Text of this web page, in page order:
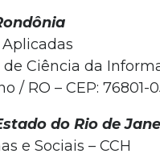
Ciência da
/ RO – CEP: 76801-
do Rio de
e Sociais – CCH